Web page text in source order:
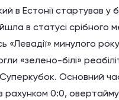
в Естонії стартував у
в статусі срібного
«Левадії» минулого
«зелено-білі»
Основний
рахунком 0:0,